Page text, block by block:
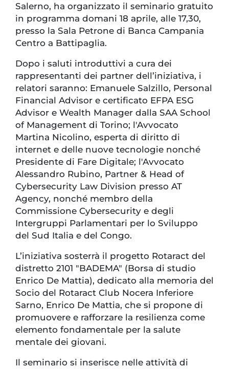
Salerno, ha organizzato il seminario gratuito
in programma domani 18 aprile, alle 17,30,
presso la Sala Petrone di Banca Campania
Centro a Battipaglia.
Dopo i saluti introduttivi a cura dei
rappresentanti dei partner dell’iniziativa, i
relatori saranno: Emanuele Salzillo, Personal
Financial Advisor e certificato EFPA ESG
Advisor e Wealth Manager dalla SAA School
of Management di Torino; l'Avvocato
Martina Nicolino, esperta di diritto di
internet e delle nuove tecnologie nonché
Presidente di Fare Digitale; l'Avvocato
Alessandro Rubino, Partner & Head of
Cybersecurity Law Division presso AT
Agency, nonché membro della
Commissione Cybersecurity e degli
Intergruppi Parlamentari per lo Sviluppo
del Sud Italia e del Congo.
L’iniziativa sosterrà il progetto Rotaract del
distretto 2101 "BADEMA" (Borsa di studio
Enrico De Mattia), dedicato alla memoria del
Socio del Rotaract Club Nocera Inferiore
Sarno, Enrico De Mattia, che si propone di
promuovere e rafforzare la resilienza come
elemento fondamentale per la salute
mentale dei giovani.
Il seminario si inserisce nelle attività di